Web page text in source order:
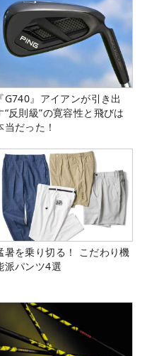
『G740』アイアンが引き出
“反則級”の寛容性と飛びは
当だった！
暑を乗り切る！ こだわり機
派パンツ4選